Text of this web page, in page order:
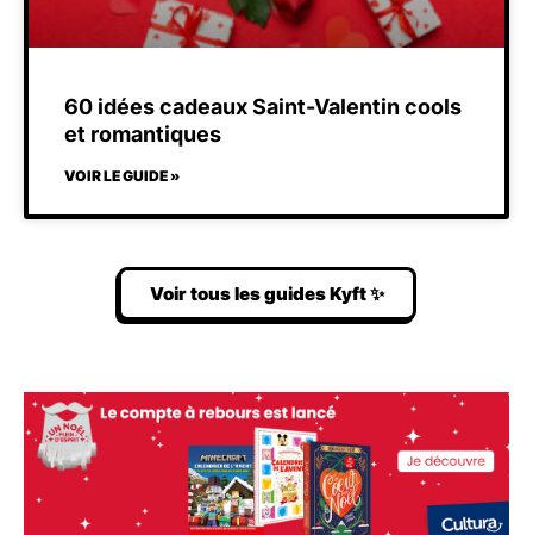
60 idées cadeaux Saint-Valentin cools
et romantiques
VOIR LE GUIDE »
Voir tous les guides Kyft ✨